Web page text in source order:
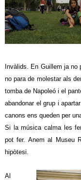
Invàlids. En Guillem ja
no para de molestar als
tomba de Napoleó i el
abandonar el grup i
canons ens queden per
Si la música calma les
pot fer. Anem al Museu
hipòtesi.
Al